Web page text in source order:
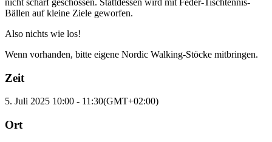
Bällen auf kleine Ziele geworfen.
Also nichts wie los!
Wenn vorhanden, bitte eigene Nordic Walking-Stöcke mitbringen.
Zeit
5. Juli 2025 10:00 - 11:30(GMT+02:00)
Ort